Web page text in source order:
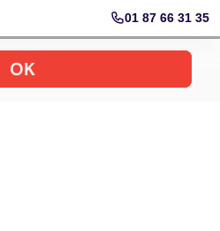
01 87 66 31 35